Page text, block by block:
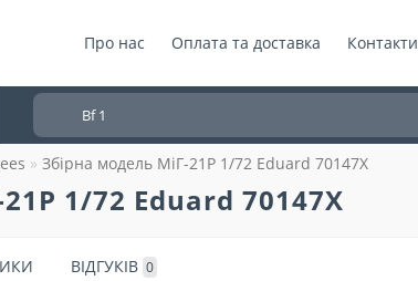
Про нас Оплата та доставка Контакти
Збірна модель МіГ-21Р 1/72 Eduard 70147X
1/72 Eduard 70147X
ВІДГУКІВ 0